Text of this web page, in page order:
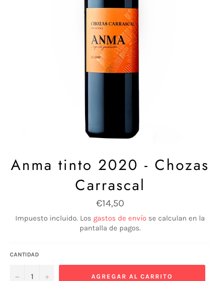
Anma tinto 2020 - Chozas
Carrascal
Precio
habitual
€14,50
Impuesto incluido. Los gastos de envío se calculan en la
pantalla de pagos.
CANTIDAD
− + AGREGAR AL CARRITO